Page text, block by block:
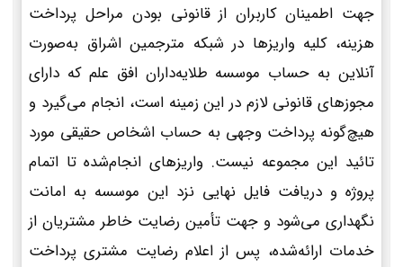
جهت اطمینان کاربران از قانونی بودن مراحل پرداخت
هزینه، کلیه واریزها در شبکه مترجمین اشراق به‌صورت
آنلاین به حساب موسسه طلایه‌داران افق علم که دارای
مجوزهای قانونی لازم در این زمینه است، انجام می‌گیرد و
هیچ‌گونه پرداخت وجهی به حساب اشخاص حقیقی مورد
تائید این مجموعه نیست. واریزهای انجام‌شده تا اتمام
پروژه و دریافت فایل نهایی نزد این موسسه به امانت
نگهداری می‌شود و جهت تأمین رضایت خاطر مشتریان از
خدمات ارائه‌شده، پس از اعلام رضایت مشتری پرداخت